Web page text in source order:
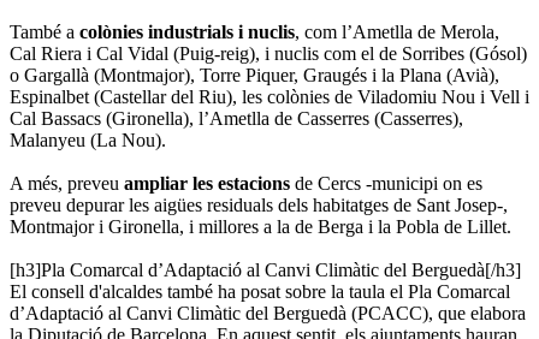
També a colònies industrials i nuclis, com l’Ametlla de Merola,
Cal Riera i Cal Vidal (Puig-reig), i nuclis com el de Sorribes (Gósol)
o Gargallà (Montmajor), Torre Piquer, Graugés i la Plana (Avià),
Espinalbet (Castellar del Riu), les colònies de Viladomiu Nou i Vell i
Cal Bassacs (Gironella), l’Ametlla de Casserres (Casserres),
Malanyeu (La Nou).
A més, preveu ampliar les estacions de Cercs -municipi on es
preveu depurar les aigües residuals dels habitatges de Sant Josep-,
Montmajor i Gironella, i millores a la de Berga i la Pobla de Lillet.
[h3]Pla Comarcal d’Adaptació al Canvi Climàtic del Berguedà[/h3]
El consell d'alcaldes també ha posat sobre la taula el Pla Comarcal
d’Adaptació al Canvi Climàtic del Berguedà (PCACC), que elabora
la Diputació de Barcelona. En aquest sentit, els ajuntaments hauran